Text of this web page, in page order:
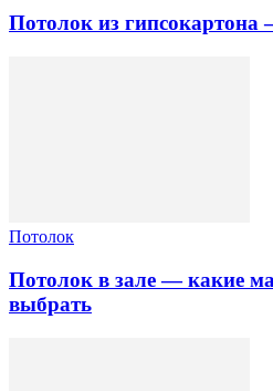
Потолок из
Потолок
Потолок в зале — какие
выбрать